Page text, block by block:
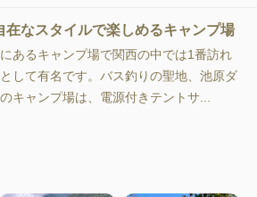
在なスタイルで楽しめるキャンプ場
あるキャンプ場で関西の中では1番訪れ
して有名です。バス釣りの聖地、池原ダ
キャンプ場は、電源付きテントサ...